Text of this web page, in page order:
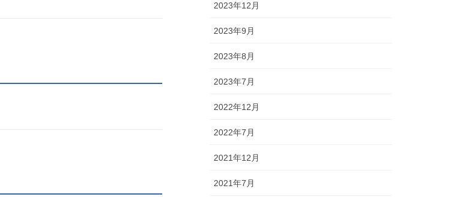
2023年12月
2023年9月
2023年8月
2023年7月
2022年12月
2022年7月
2021年12月
2021年7月